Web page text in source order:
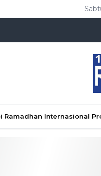
Ramadhan Internasional